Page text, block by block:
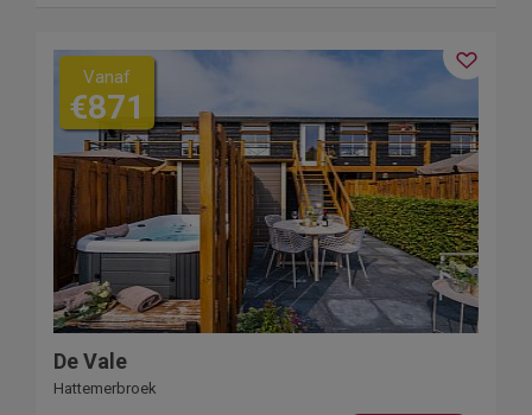
Vanaf
€871
De Vale
Hattemerbroek